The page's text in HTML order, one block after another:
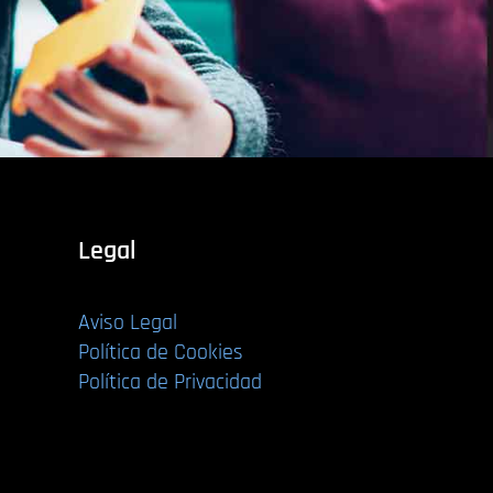
Legal
Aviso Legal
Política de Cookies
Política de Privacidad